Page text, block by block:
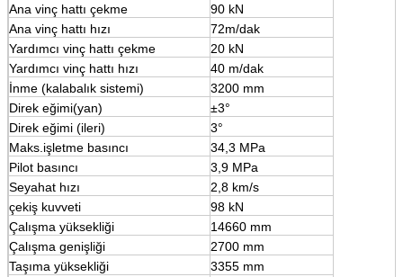
Ana vinç hattı çekme
90 kN
Ana vinç hattı hızı
72m/dak
Yardımcı vinç hattı çekme
20 kN
Yardımcı vinç hattı hızı
40 m/dak
İnme (kalabalık sistemi)
3200 mm
Direk eğimi(yan)
±3°
Direk eğimi (ileri)
3°
Maks.işletme basıncı
34,3 MPa
Pilot basıncı
3,9 MPa
Seyahat hızı
2,8 km/s
çekiş kuvveti
98 kN
Çalışma yüksekliği
14660 mm
Çalışma genişliği
2700 mm
Taşıma yüksekliği
3355 mm